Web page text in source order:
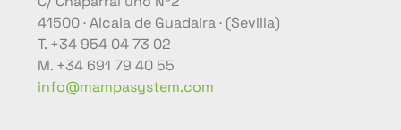
41500 · Alcala de Guadaira · (Sevilla)
T. +34 954 04 73 02
M. +34 691 79 40 55
info@mampasystem.com